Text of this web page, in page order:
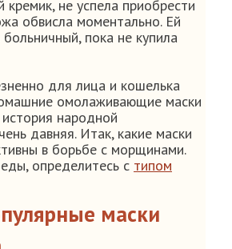
не успела приобрести
обвисла моментально. Ей
пока не купила
для лица и кошелька
омолаживающие маски
народной
давняя. Итак, какие маски
в борьбе с морщинами.
определитесь с типом
маски